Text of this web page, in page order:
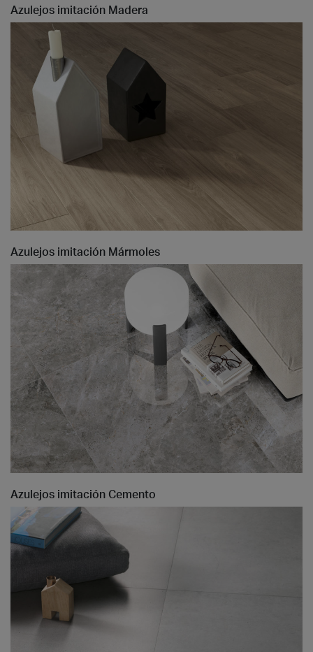
Azulejos imitación Madera
Azulejos imitación Mármoles
Azulejos imitación Cemento